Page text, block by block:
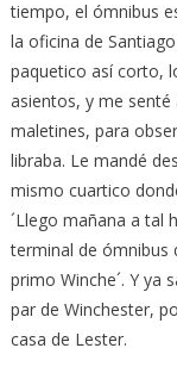
tiempo, el ómnibus
la oficina de
paquetico así corto,
asientos, y me
maletines, para
libraba. Le mandé
mismo cuartico
´Llego mañana a tal
terminal de ómnibus
primo Winche´. Y ya
par de Winchester,
casa de Lester.